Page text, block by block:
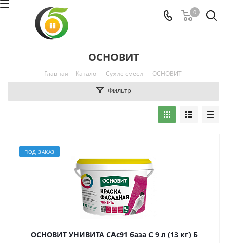
0
ОСНОВИТ
Главная - Каталог - Сухие смеси - ОСНОВИТ
Фильтр
ПОД ЗАКАЗ
ОСНОВИТ УНИВИТА САс91 база С 9 л (13 кг) Б